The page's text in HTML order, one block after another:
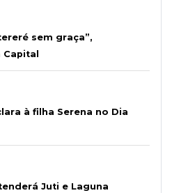
sem graça”,
à filha Serena no Dia
Juti e Laguna